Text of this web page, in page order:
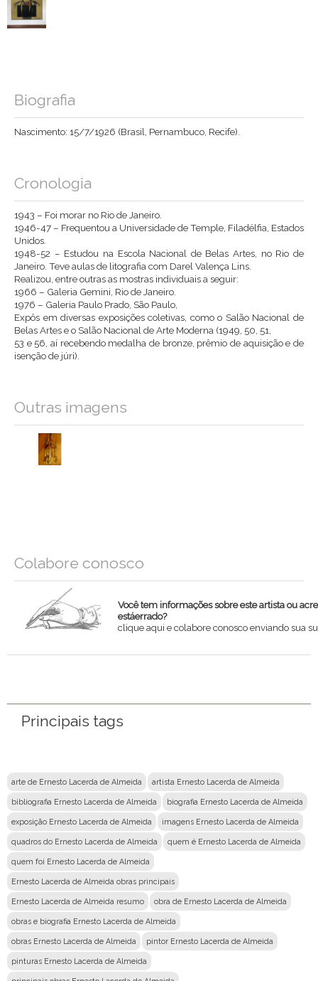
Biografia
Nascimento: 15/7/1926 (Brasil, Pernambuco, Recife).
Cronologia
1943 – Foi morar no Rio de Janeiro.
1946-47 – Frequentou a Universidade de Temple, Filadélfia, Estados
Unidos.
1948-52 – Estudou na Escola Nacional de Belas Artes, no Rio de
Janeiro. Teve aulas de litografia com Darel Valença Lins.
Realizou, entre outras as mostras individuais a seguir:
1966 – Galeria Gemini, Rio de Janeiro.
1976 – Galeria Paulo Prado, São Paulo,
Expôs em diversas exposições coletivas, como o Salão Nacional de
Belas Artes e o Salão Nacional de Arte Moderna (1949, 50, 51,
53 e 56, aí recebendo medalha de bronze, prêmio de aquisição e de
isenção de júri).
Outras imagens
Colabore conosco
Você tem informações sobre este artista ou
estáerrado?
clique aqui e colabore conosco enviando sua
Principais tags
arte de Ernesto Lacerda de Almeida artista Ernesto Lacerda de Almeida
bibliografia Ernesto Lacerda de Almeida biografia Ernesto Lacerda de Almeida
exposição Ernesto Lacerda de Almeida imagens Ernesto Lacerda de Almeida
quadros do Ernesto Lacerda de Almeida quem é Ernesto Lacerda de Almeida
quem foi Ernesto Lacerda de Almeida
Ernesto Lacerda de Almeida obras principais
Ernesto Lacerda de Almeida resumo obra de Ernesto Lacerda de Almeida
obras e biografia Ernesto Lacerda de Almeida
obras Ernesto Lacerda de Almeida pintor Ernesto Lacerda de Almeida
pinturas Ernesto Lacerda de Almeida